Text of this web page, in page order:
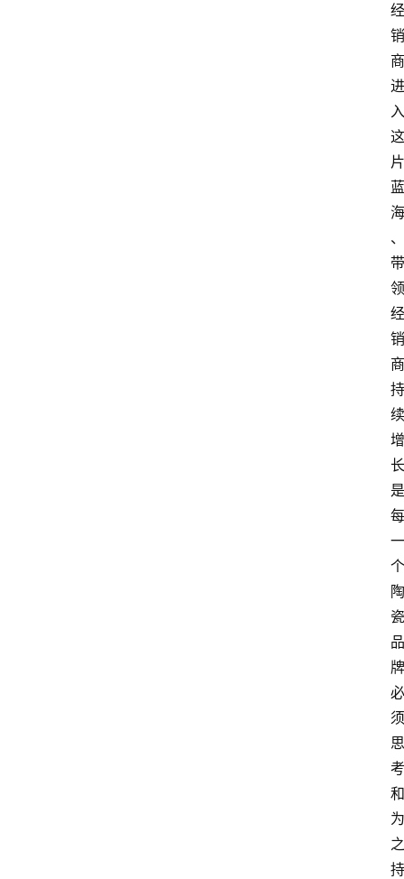
经
销
商
进
入
这
片
蓝
海
、
带
领
经
销
商
持
续
增
长
是
每
一
个
陶
瓷
品
牌
必
须
思
考
和
为
之
持